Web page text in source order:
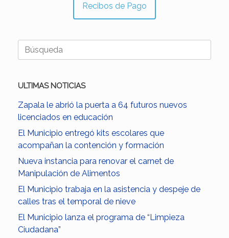
Recibos de Pago
Buscar:
ULTIMAS NOTICIAS
Zapala le abrió la puerta a 64 futuros nuevos
licenciados en educación
El Municipio entregó kits escolares que
acompañan la contención y formación
Nueva instancia para renovar el carnet de
Manipulación de Alimentos
El Municipio trabaja en la asistencia y despeje de
calles tras el temporal de nieve
El Municipio lanza el programa de “Limpieza
Ciudadana”